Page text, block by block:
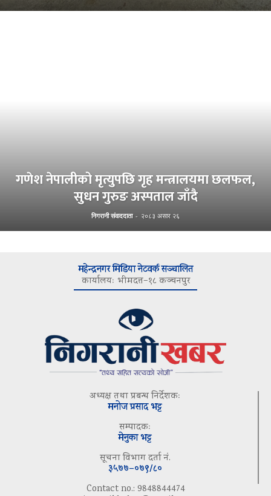
गणेश नेपालीको मृत्युपछि गृह मन्त्रालयमा छलफल,
सुधन गुरुङ अस्पताल जाँदै
निगरानी संवाददाता - २०८३ असार २६
महेन्द्रनगर मिडिया नेटवर्क सञ्चालित
कार्यालयः भीमदत्त–१८ कञ्चनपुर
अध्यक्ष तथा प्रबन्ध निर्देशकः
मनोज प्रसाद भट्ट
सम्पादकः
मेनुका भट्ट
सूचना विभाग दर्ता नं.
३५७७–०७९/८०
Contact no.: 9848844474